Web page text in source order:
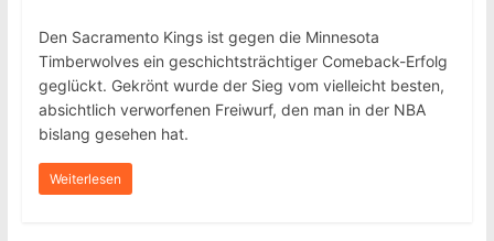
Den Sacramento Kings ist gegen die Minnesota
Timberwolves ein geschichtsträchtiger Comeback-Erfolg
geglückt. Gekrönt wurde der Sieg vom vielleicht besten,
absichtlich verworfenen Freiwurf, den man in der NBA
bislang gesehen hat.
Weiterlesen